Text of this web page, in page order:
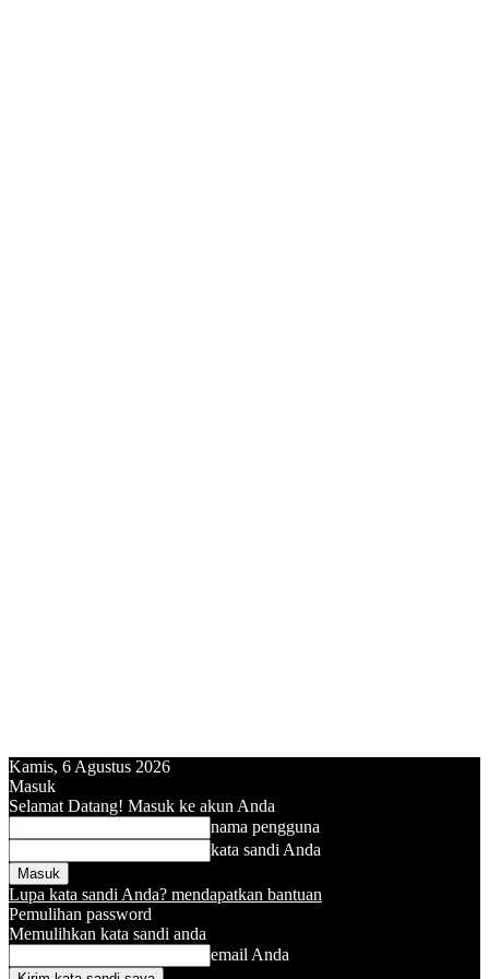
Kamis, 6 Agustus 2026
Masuk
Selamat Datang! Masuk ke akun Anda
nama pengguna
kata sandi Anda
Lupa kata sandi Anda? mendapatkan bantuan
Pemulihan password
Memulihkan kata sandi anda
email Anda